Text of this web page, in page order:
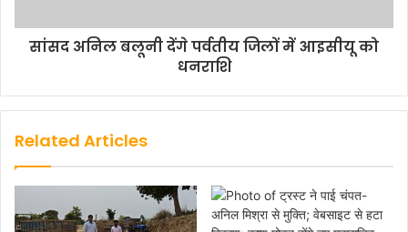
सांसद अनिल बलूनी देंगे पर्वतीय जिलों में आइसीयू को
धनराशि
Related Articles